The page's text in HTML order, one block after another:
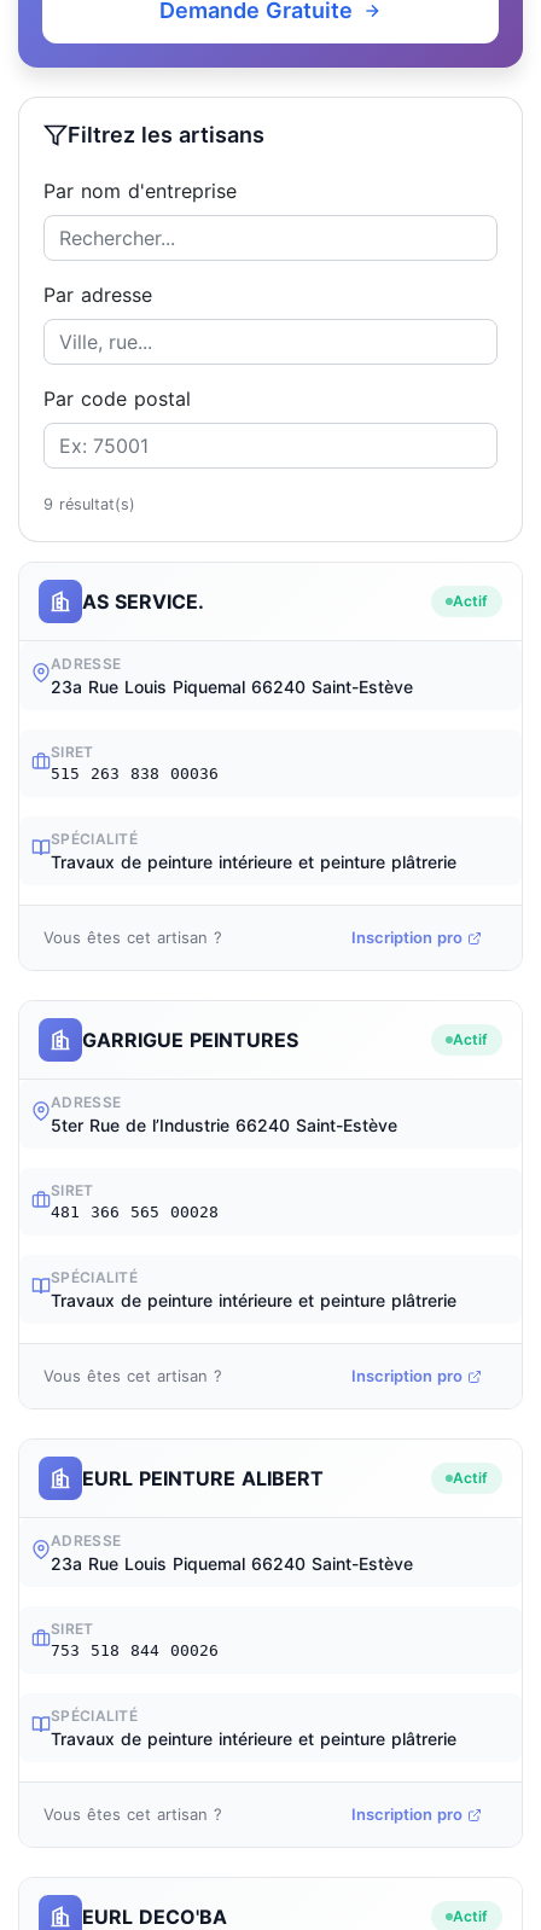
AS SERVICE. Actif
ADRESSE
23a Rue Louis Piquemal 66240 Saint-Estève
SIRET
515 263 838 00036
SPÉCIALITÉ
Travaux de peinture intérieure et peinture plâtrerie
Vous êtes cet artisan ? Inscription pro
GARRIGUE PEINTURES Actif
ADRESSE
5ter Rue de l’Industrie 66240 Saint-Estève
SIRET
481 366 565 00028
SPÉCIALITÉ
Travaux de peinture intérieure et peinture plâtrerie
Vous êtes cet artisan ? Inscription pro
EURL PEINTURE ALIBERT Actif
ADRESSE
23a Rue Louis Piquemal 66240 Saint-Estève
SIRET
753 518 844 00026
SPÉCIALITÉ
Travaux de peinture intérieure et peinture plâtrerie
Vous êtes cet artisan ? Inscription pro
EURL DECO'BA Actif
Demande Gratuite
Filtrez les artisans
Par nom d'entreprise
Par adresse
Par code postal
9 résultat(s)